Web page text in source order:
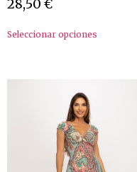
28,50 €
Seleccionar opciones